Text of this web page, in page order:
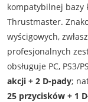
kompatybilnej bazy
Thrustmaster.
wyścigowych,
profesjonalnych
obsługuje PC, PS3/
akcji + 2 D-pady;
25 przycisków + 1